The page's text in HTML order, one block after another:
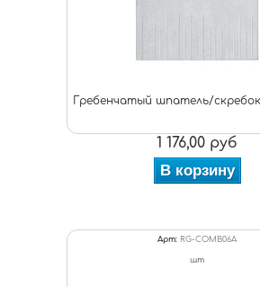
Гребенчатый шпатель/
1 176,00 руб
В корзину
Арт: RG-COMB06A
шт